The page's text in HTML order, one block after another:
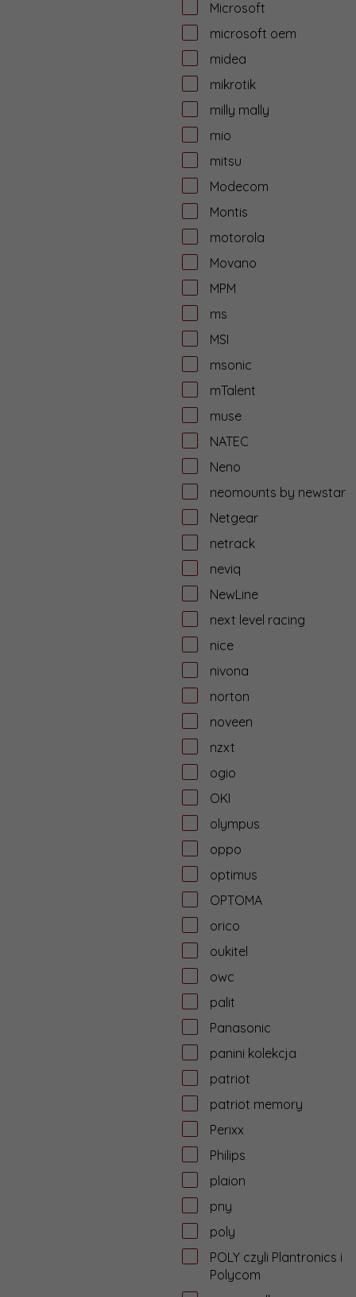
Microsoft
microsoft oem
midea
mikrotik
milly mally
mio
mitsu
Modecom
Montis
motorola
Movano
MPM
ms
MSI
msonic
mTalent
muse
NATEC
Neno
neomounts by newstar
Netgear
netrack
neviq
NewLine
next level racing
nice
nivona
norton
noveen
nzxt
ogio
OKI
olympus
oppo
optimus
OPTOMA
orico
oukitel
owc
palit
Panasonic
panini kolekcja
patriot
patriot memory
Perixx
Philips
plaion
pny
poly
POLY czyli Plantronics i
Polycom